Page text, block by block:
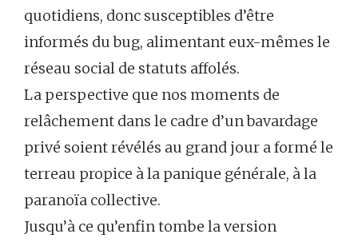
quotidiens, donc susceptibles d’être
informés du bug, alimentant eux-mêmes le
réseau social de statuts affolés.
La perspective que nos moments de
relâchement dans le cadre d’un bavardage
privé soient révélés au grand jour a formé le
terreau propice à la panique générale, à la
paranoïa collective.
Jusqu’à ce qu’enfin tombe la version